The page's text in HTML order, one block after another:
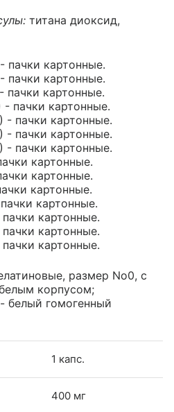
титана диоксид,
пачки картонные.
пачки картонные.
пачки картонные.
пачки картонные.
пачки картонные.
пачки картонные.
пачки картонные.
картонные.
картонные.
картонные.
картонные.
картонные.
картонные.
картонные.
размер No0, с
корпусом;
белый гомогенный
1 капс.
400 мг